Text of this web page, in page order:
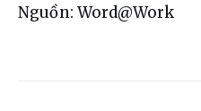
Nguồn: Word@Work